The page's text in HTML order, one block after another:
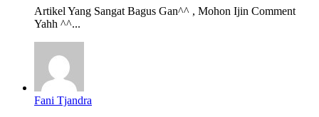
Artikel Yang Sangat Bagus Gan^^ , Mohon Ijin Comment
Yahh ^^...
Fani Tjandra